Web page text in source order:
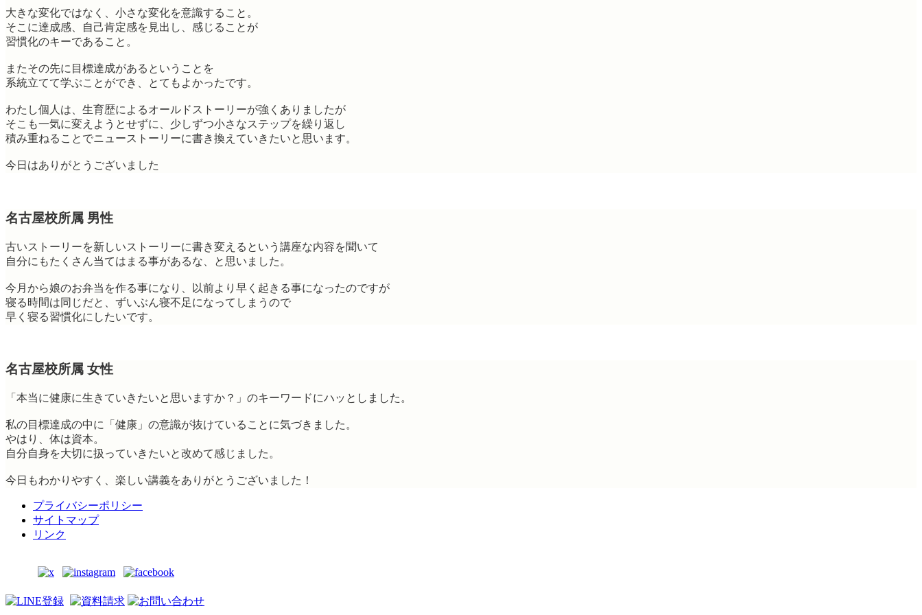
大きな変化ではなく、小さな変化を意識すること。
そこに達成感、自己肯定感を見出し、感じることが
習慣化のキーであること。
またその先に目標達成があるということを
系統立てて学ぶことができ、とてもよかったです。
わたし個人は、生育歴によるオールドストーリーが強くありましたが
そこも一気に変えようとせずに、少しずつ小さなステップを繰り返し
積み重ねることでニューストーリーに書き換えていきたいと思います。
今日はありがとうございました
名古屋校所属 男性
古いストーリーを新しいストーリーに書き変えるという講座な内容を聞いて
自分にもたくさん当てはまる事があるな、と思いました。
今月から娘のお弁当を作る事になり、以前より早く起きる事になったのですが
寝る時間は同じだと、ずいぶん寝不足になってしまうので
早く寝る習慣化にしたいです。
名古屋校所属 女性
「本当に健康に生きていきたいと思いますか？」のキーワードにハッとしました。
私の目標達成の中に「健康」の意識が抜けていることに気づきました。
やはり、体は資本。
自分自身を大切に扱っていきたいと改めて感じました。
今日もわかりやすく、楽しい講義をありがとうございました！
プライバシーポリシー
サイトマップ
リンク